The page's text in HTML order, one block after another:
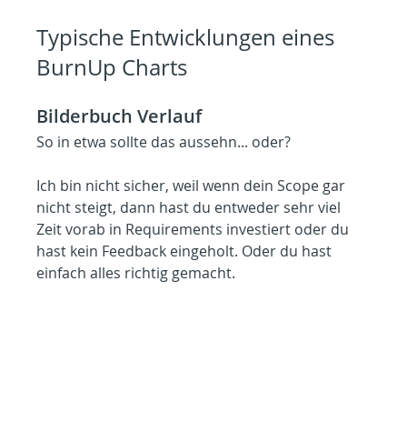
Typische Entwicklungen eines
BurnUp Charts
Bilderbuch Verlauf
So in etwa sollte das aussehn... oder?
Ich bin nicht sicher, weil wenn dein Scope gar
nicht steigt, dann hast du entweder sehr viel
Zeit vorab in Requirements investiert oder du
hast kein Feedback eingeholt. Oder du hast
einfach alles richtig gemacht.